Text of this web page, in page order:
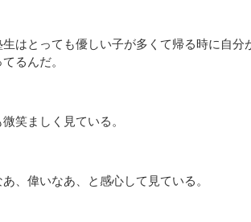
生はとっても優しい子が多くて帰る時に自
るんだ。
笑ましく見ている。
、偉いなあ、と感心して見ている。